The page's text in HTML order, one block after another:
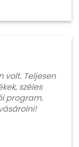
volt. Teljesen
széles
program.